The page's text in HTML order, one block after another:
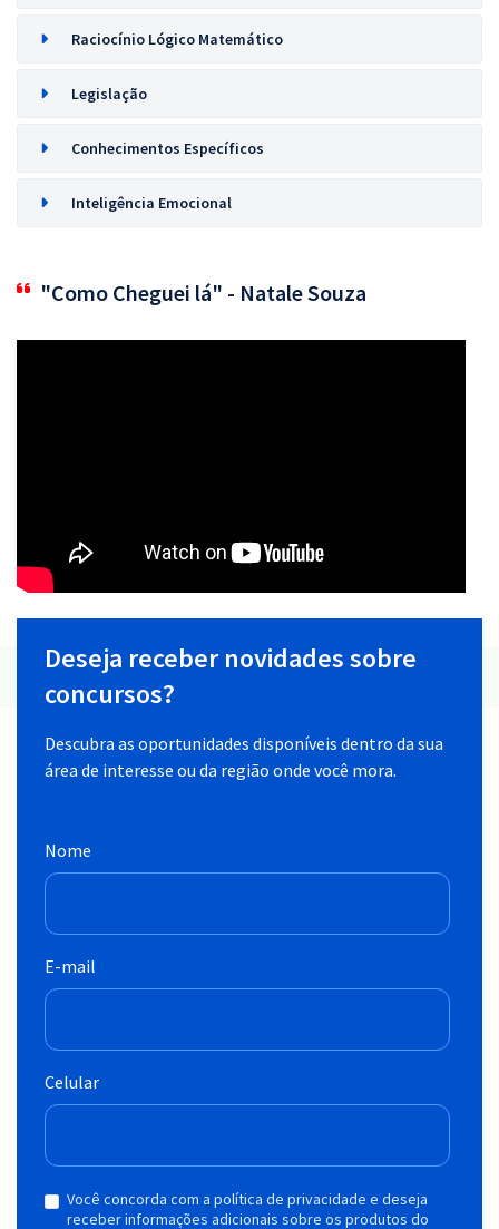
Raciocínio Lógico Matemático
Legislação
Conhecimentos Específicos
Inteligência Emocional
"Como Cheguei lá" - Natale Souza
Deseja receber novidades sobre
concursos?
Descubra as oportunidades disponíveis dentro da sua
área de interesse ou da região onde você mora.
Nome
E-mail
Celular
Você concorda com a política de privacidade e deseja
receber informações adicionais sobre os produtos do